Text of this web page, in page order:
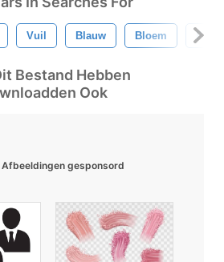
Vuil Blauw Bloem
Bestand Hebben
Ook
Afbeeldingen gesponsord